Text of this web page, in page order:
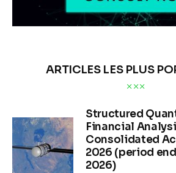
ARTICLES LES PLUS
Structured
Financial
Consolidated
2026 (period
2026)